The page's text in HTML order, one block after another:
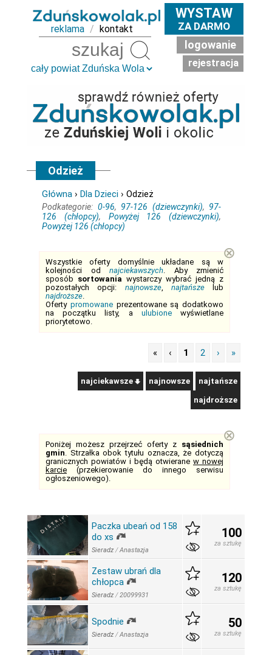
reklama / kontakt
WYSTAW
ZA DARMO
logowanie
rejestracja
Odzież
Główna › Dla Dzieci › Odzież
Podkategorie: 0-96, 97-126 (dziewczynki), 97-
126 (chłopcy), Powyżej 126 (dziewczynki),
Powyżej 126 (chłopcy)
Wszystkie oferty domyślnie układane są w
kolejności od najciekawszych. Aby zmienić
sposób sortowania wystarczy wybrać jedną z
pozostałych opcji: najnowsze, najtańszelub
najdroższe.
Oferty promowaneprezentowane są dodatkowo
na początku listy, a ulubionewyświetlane
priorytetowo.
⊗
« ‹ 1 2 › »
najciekawsze najnowsze najtańsze
najdroższe
Poniżej możesz przejrzeć oferty z sąsiednich
gmin. Strzałka obok tytułu oznacza, że dotyczą
granicznych powiatów i będą otwierane w nowej
karcie (przekierowanie do innego serwisu
ogłoszeniowego).
⊗
Paczka ubeań od 158
do xs
Sieradz /Anastazja
100
za sztukę
Zestaw ubrań dla
chłopca
Sieradz /20099931
120
za sztukę
Spodnie
Sieradz /Anastazja
50
za sztukę